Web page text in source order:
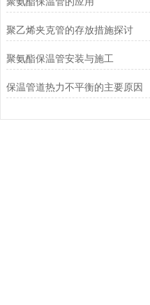
聚乙烯夹克管的存放措施探讨
聚氨酯保温管安装与施工
保温管道热力不平衡的主要原因